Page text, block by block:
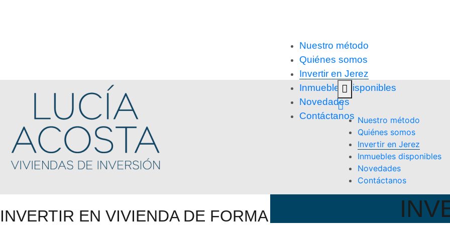
Nuestro método
Quiénes somos
Invertir en Jerez
Inmuebles disponibles
Novedades
Contáctanos Nuestro método
Quiénes somos
Invertir en Jerez
Inmuebles disponibles
Novedades
Contáctanos
INVERTIR EN VIVIENDA DE FORMA